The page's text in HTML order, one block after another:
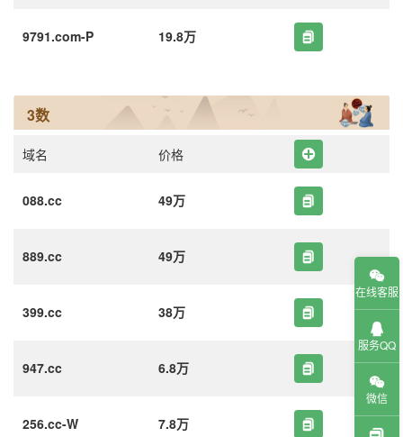
9791.com-P 19.8万
3数
域名 价格
088.cc 49万
889.cc 49万
399.cc 38万
947.cc 6.8万
256.cc-W 7.8万
在线客服
服务QQ
微信